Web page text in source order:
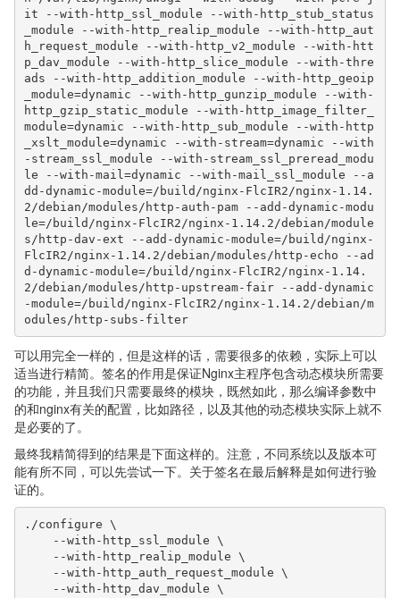
it --with-http_ssl_module --with-http_stub_status
_module --with-http_realip_module --with-http_aut
h_request_module --with-http_v2_module --with-htt
p_dav_module --with-http_slice_module --with-thre
ads --with-http_addition_module --with-http_geoip
_module=dynamic --with-http_gunzip_module --with-
http_gzip_static_module --with-http_image_filter_
module=dynamic --with-http_sub_module --with-http
_xslt_module=dynamic --with-stream=dynamic --with
-stream_ssl_module --with-stream_ssl_preread_modu
le --with-mail=dynamic --with-mail_ssl_module --a
dd-dynamic-module=/build/nginx-FlcIR2/nginx-1.14.
2/debian/modules/http-auth-pam --add-dynamic-modu
le=/build/nginx-FlcIR2/nginx-1.14.2/debian/module
s/http-dav-ext --add-dynamic-module=/build/nginx-
FlcIR2/nginx-1.14.2/debian/modules/http-echo --ad
d-dynamic-module=/build/nginx-FlcIR2/nginx-1.14.
2/debian/modules/http-upstream-fair --add-dynamic
-module=/build/nginx-FlcIR2/nginx-1.14.2/debian/m
odules/http-subs-filter
可以用完全一样的，但是这样的话，需要很多的依赖，实际上可以
适当进行精简。签名的作用是保证Nginx主程序包含动态模块所需要
的功能，并且我们只需要最终的模块，既然如此，那么编译参数中
的和nginx有关的配置，比如路径，以及其他的动态模块实际上就不
是必要的了。
最终我精简得到的结果是下面这样的。注意，不同系统以及版本可
能有所不同，可以先尝试一下。关于签名在最后解释是如何进行验
证的。
./configure \